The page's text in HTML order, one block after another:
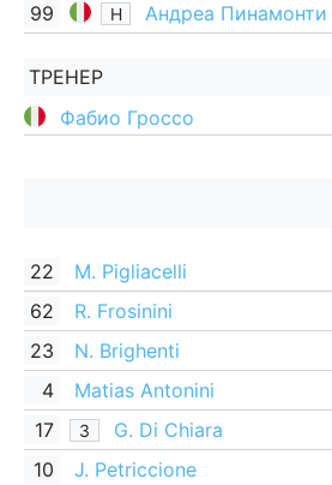
99 Н Андреа Пинамонти
ТРЕНЕР
Фабио Гроссо
22 M. Pigliacelli
62 R. Frosinini
23 N. Brighenti
4 Matias Antonini
17 З G. Di Chiara
10 J. Petriccione